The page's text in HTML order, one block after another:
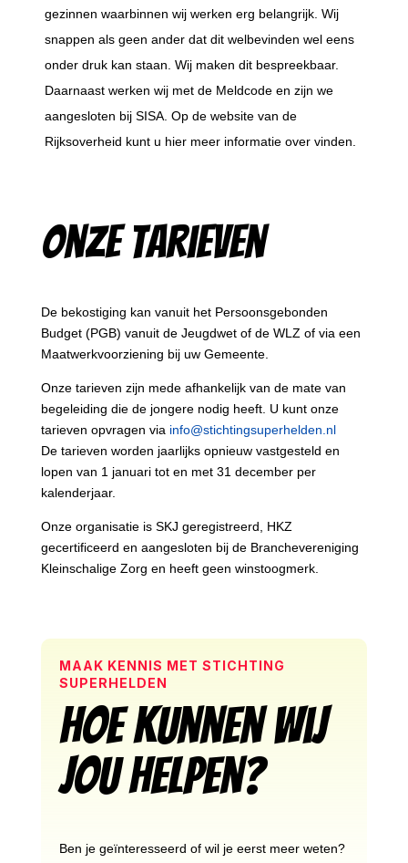
gezinnen waarbinnen wij werken erg belangrijk. Wij
snappen als geen ander dat dit welbevinden wel eens
onder druk kan staan. Wij maken dit bespreekbaar.
Daarnaast werken wij met de Meldcode en zijn we
aangesloten bij SISA. Op de website van de
Rijksoverheid kunt u hier meer informatie over vinden.
onze tarieven
De bekostiging kan vanuit het Persoonsgebonden
Budget (PGB) vanuit de Jeugdwet of de WLZ of via een
Maatwerkvoorziening bij uw Gemeente.
Onze tarieven zijn mede afhankelijk van de mate van
begeleiding die de jongere nodig heeft. U kunt onze
tarieven opvragen via info@stichtingsuperhelden.nl
De tarieven worden jaarlijks opnieuw vastgesteld en
lopen van 1 januari tot en met 31 december per
kalenderjaar.
Onze organisatie is SKJ geregistreerd, HKZ
gecertificeerd en aangesloten bij de Branchevereniging
Kleinschalige Zorg en heeft geen winstoogmerk.
MAAK KENNIS MET STICHTING
SUPERHELDEN
Hoe kunnen wij
jou helpen?
Ben je geïnteresseerd of wil je eerst meer weten?